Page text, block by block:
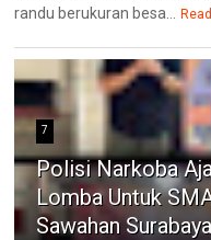
randu berukuran besa...
7
Polisi Narkoba
Lomba Untuk
Sawahan Surabaya